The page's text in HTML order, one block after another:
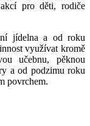
pro děti, rodiče
jídelna a od roku
využívat kromě
učebnu, pěknou
a od podzimu roku
povrchem.